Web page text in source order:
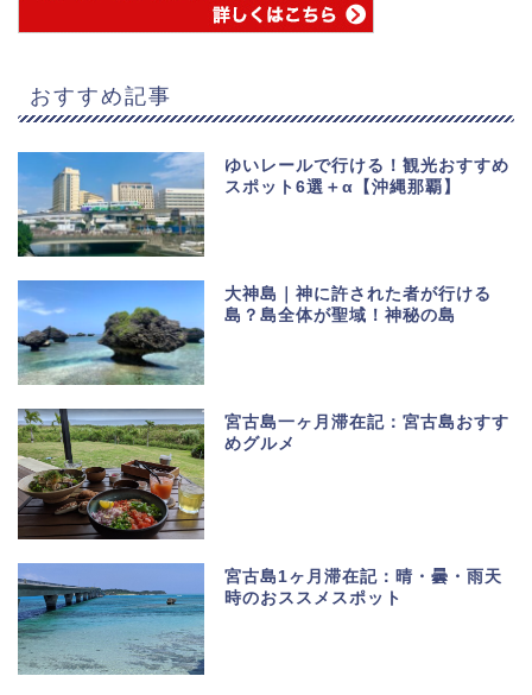
おすすめ記事
ゆいレールで行ける！観光おすすめ
スポット6選＋α【沖縄那覇】
大神島｜神に許された者が行ける
島？島全体が聖域！神秘の島
宮古島一ヶ月滞在記：宮古島おすす
めグルメ
宮古島1ヶ月滞在記：晴・曇・雨天
時のおススメスポット